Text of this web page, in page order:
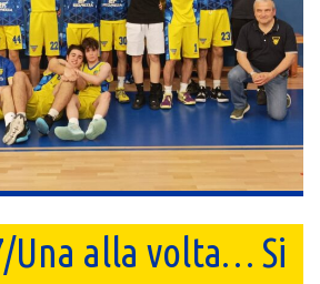
Una alla volta… Si